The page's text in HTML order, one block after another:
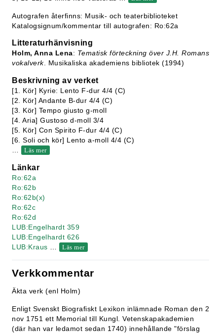
Autografen återfinns: Musik- och teaterbiblioteket
Katalogsignum/kommentar till autografen: Ro:62a
Litteraturhänvisning
Holm, Anna Lena: Tematisk förteckning över J.H. Romans
vokalverk. Musikaliska akademiens bibliotek (1994)
Beskrivning av verket
[1. Kör] Kyrie: Lento F-dur 4/4 (C)
[2. Kör] Andante B-dur 4/4 (C)
[3. Kör] Tempo giusto g-moll
[4. Aria] Gustoso d-moll 3/4
[5. Kör] Con Spirito F-dur 4/4 (C)
[6. Soli och kör] Lento a-moll 4/4 (C)
Läs mer
Länkar
Ro:62a
Ro:62b
Ro:62b(x)
Ro:62c
Ro:62d
LUB:Engelhardt 359
LUB:Engelhardt 626
LUB:Kraus
Läs mer
Verkkommentar
Äkta verk (enl Holm)
Enligt Svenskt Biografiskt Lexikon inlämnade Roman den 2
nov 1751 ett Memorial till Kungl. Vetenskapakademien
(där han var ledamot sedan 1740) innehållande "förslag